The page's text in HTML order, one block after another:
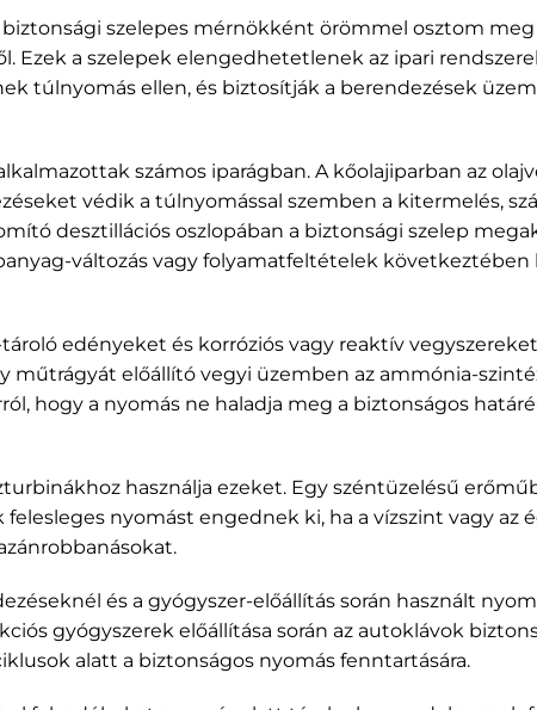
szelepes mérnökként örömmel osztom meg
Ezek a szelepek elengedhetetlenek az ipari
túlnyomás ellen, és biztosítják a berendezések
számos iparágban. A kőolajiparban az
védik a túlnyomással szemben a kitermelés,
desztillációs oszlopában a biztonsági szelep
változás vagy folyamatfeltételek
edényeket és korróziós vagy reaktív
műtrágyát előállító vegyi üzemben az ammónia-
hogy a nyomás ne haladja meg a biztonságos
használja ezeket. Egy széntüzelésű
nyomást engednek ki, ha a vízszint vagy az
és a gyógyszer-előállítás során használt
gyógyszerek előállítása során az autoklávok
alatt a biztonságos nyomás fenntartására.